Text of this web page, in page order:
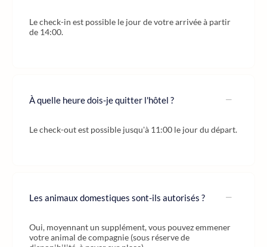
Le check-in est possible le jour de votre arrivée à partir
de 14:00.
À quelle heure dois-je quitter l'hôtel ?
Le check-out est possible jusqu'à 11:00 le jour du départ.
Les animaux domestiques sont-ils autorisés ?
Oui, moyennant un supplément, vous pouvez emmener
votre animal de compagnie (sous réserve de